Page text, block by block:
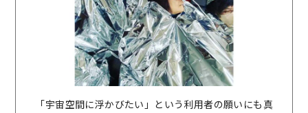
「宇宙空間に浮かびたい」という利用者の願いにも真